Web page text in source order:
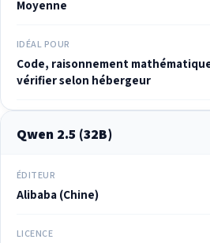
Moyenne
IDÉAL POUR
Code, raisonnement
vérifier selon hébergeur
Qwen 2.5 (32B)
ÉDITEUR
Alibaba (Chine)
LICENCE